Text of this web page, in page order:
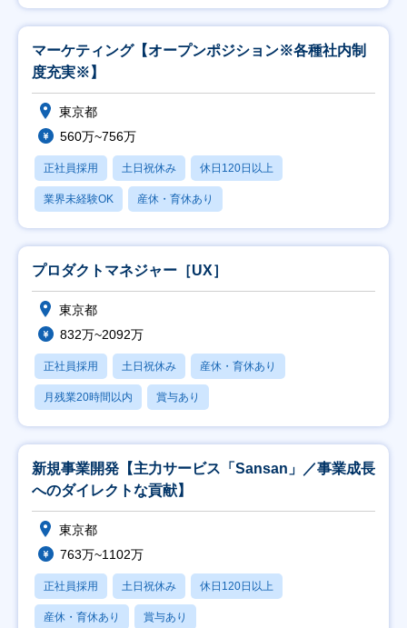
マーケティング【オープンポジション※各種社内制
度充実※】
東京都
560万~756万
正社員採用 土日祝休み 休日120日以上
業界未経験OK 産休・育休あり
プロダクトマネジャー［UX］
東京都
832万~2092万
正社員採用 土日祝休み 産休・育休あり
月残業20時間以内 賞与あり
新規事業開発【主力サービス「Sansan」／事業成長
へのダイレクトな貢献】
東京都
763万~1102万
正社員採用 土日祝休み 休日120日以上
産休・育休あり 賞与あり